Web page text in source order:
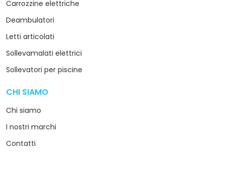
Carrozzine elettriche
Deambulatori
Letti articolati
Sollevamalati elettrici
Sollevatori per piscine
CHI SIAMO
Chi siamo
I nostri marchi
Contatti